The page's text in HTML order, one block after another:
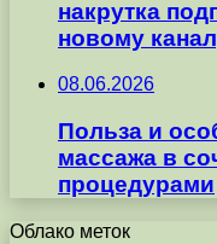
накрутка
новому
08.06.2026
Польза и
массажа в
процедурами
Облако меток